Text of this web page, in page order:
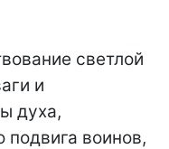
светлой
и
духа,
подвига воинов,